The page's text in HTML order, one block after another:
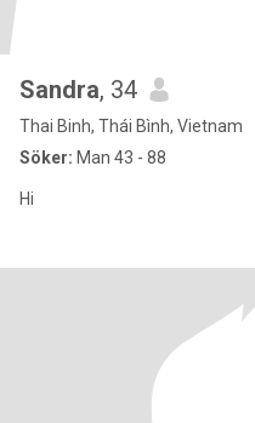
Sandra, 34
Thai Binh, Thái Bình, Vietnam
Söker: Man 43 - 88
Hi